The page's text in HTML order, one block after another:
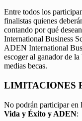
Entre todos los
finalistas quienes
contando por qué
International Business
ADEN International
escoger al ganador de
medias becas.
LIMITACIONES
No podrán participar en
Vida y Éxito y ADEN: